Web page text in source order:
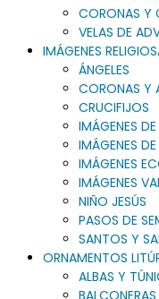
CORONAS Y
VELAS DE
IMÁGENES
ÁNGELES
CORONAS Y
CRUCIFIJOS
IMÁGENES DE
IMÁGENES
IMÁGENES
IMÁGENES
NIÑO JESÚS
PASOS DE
SANTOS Y
ORNAMENTOS
ALBAS Y